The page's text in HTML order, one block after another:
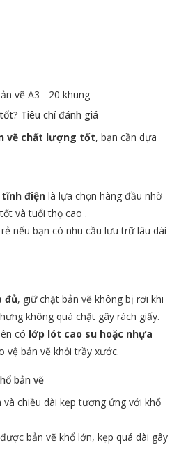
vẽ A3 - 20 khung
Tiêu chí đánh giá
vẽ chất lượng tốt, bạn cần dựa
điệnlà lựa chọn hàng đầu nhờ
và tuổi thọ cao .
nếu bạn có nhu cầu lưu trữ lâu dài
đủ, giữ chặt bản vẽ không bị rơi khi
không quá chặt gây rách giấy.
có lớp lót cao su hoặc nhựa
vệ bản vẽ khỏi trầy xước.
bản vẽ
và chiều dài kẹp tương ứng với khổ
bản vẽ khổ lớn, kẹp quá dài gây